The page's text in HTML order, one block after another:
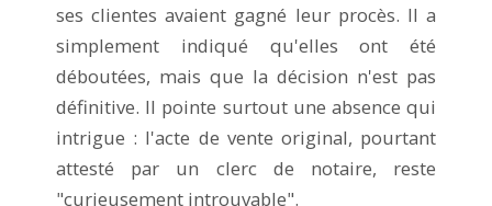
ses clientes avaient gagné leur procès. Il a
simplement indiqué qu'elles ont été
déboutées, mais que la décision n'est pas
définitive. Il pointe surtout une absence qui
intrigue : l'acte de vente original, pourtant
attesté par un clerc de notaire, reste
"curieusement introuvable".